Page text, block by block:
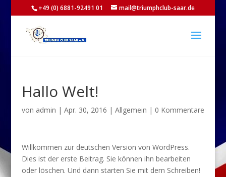
+49 (0) 6881-92491 01 mail@triumphclub-saar.de
Hallo Welt!
von admin | Apr. 30, 2016 | Allgemein | 0 Kommentare
Willkommen zur deutschen Version von WordPress.
Dies ist der erste Beitrag. Sie können ihn bearbeiten
oder löschen. Und dann starten Sie mit dem Schreiben!